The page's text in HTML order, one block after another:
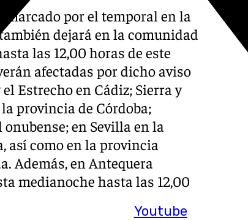
Youtube
marcado por el temporal en la
dejará en la comunidad
las 12,00 horas de este
afectadas por dicho aviso
Estrecho en Cádiz; Sierra y
provincia de Córdoba;
en Sevilla en la
así como en la provincia
Además, en Antequera
medianoche hasta las 12,00